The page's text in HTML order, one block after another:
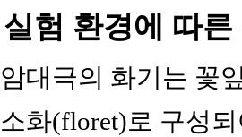
실험 환경에 따
암대극의 화기는 꽃
소화(floret)로 구성